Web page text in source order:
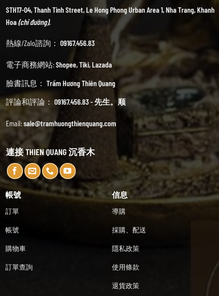
STH17-04, Thanh Tinh Street, Le Hong Phong Urban Area 1, Nha Trang, Khanh
Hoa(chỉ đường).
熱線/Zalo諮詢： 09167.456.83
電子商務網站:Shopee,Tiki,Lazada
臉書訊息： Trầm Hương Thiên Quang
評論和評論： 09167.456.83 - 先生。顺
Email:sale@tramhuongthienquang.com
連接 THIEN QUANG 沉香木
帳號
訂單
帳號
購物車
訂單查詢
信息
導購
採購、配送
隱私政策
使用條款
退貨政策